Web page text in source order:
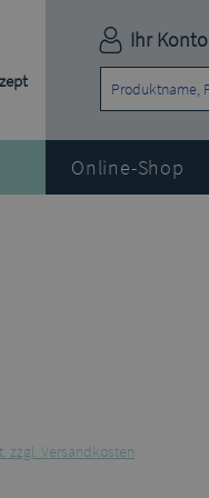
Ihr Konto
Online-Shop
zzgl. Versandkosten